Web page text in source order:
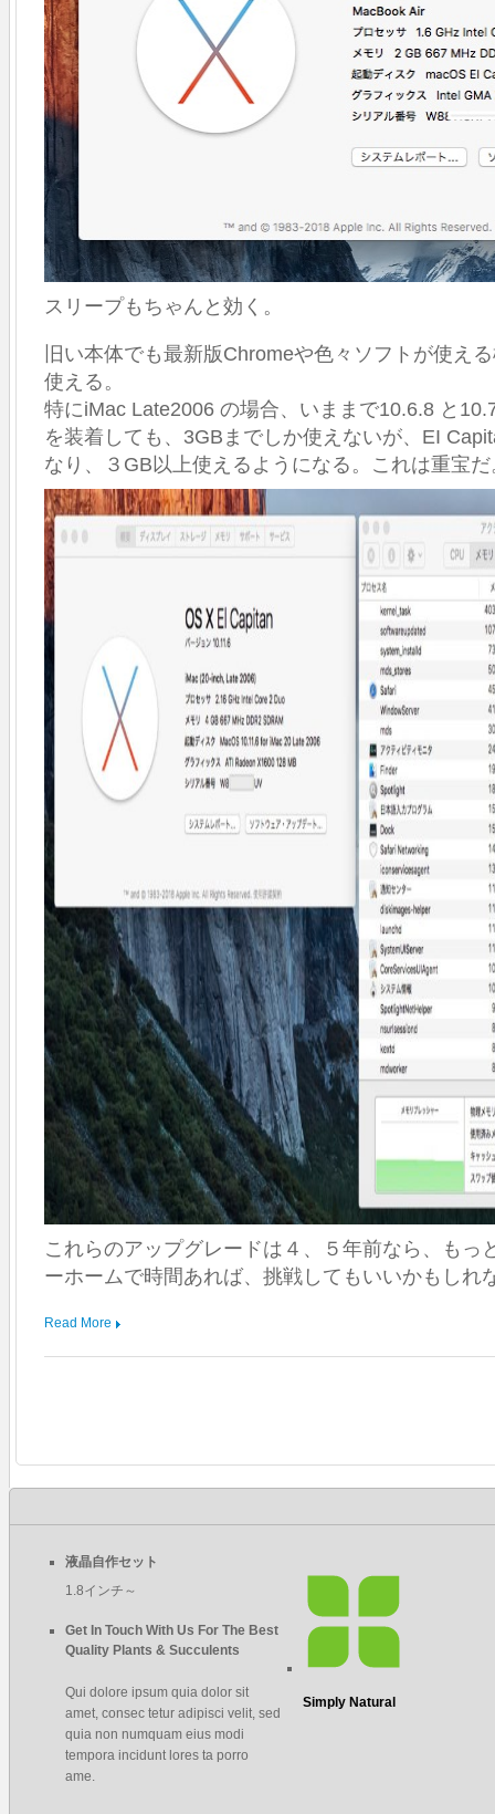
スリープもちゃんと効く。
旧い本体でも最新版Chromeや色々ソフトが使え
使える。
特にiMac Late2006 の場合、いままで10.6.8 と
を装着しても、3GBまでしか使えないが、EI
なり、３GB以上使えるようになる。これは重宝だ
これらのアップグレードは４、５年前なら、もっ
ーホームで時間あれば、挑戦してもいいかもしれ
Read More
液晶自作セット
1.8インチ～
Get In Touch With Us For The Best
Quality Plants & Succulents
Qui dolore ipsum quia dolor sit
amet, consec tetur adipisci velit, sed
quia non numquam eius modi
tempora incidunt lores ta porro
ame.
Simply Natural